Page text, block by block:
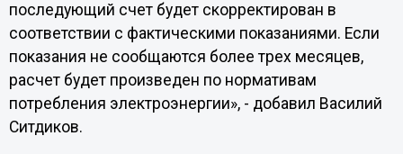
последующий счет будет скорректирован в
соответствии с фактическими показаниями. Если
показания не сообщаются более трех месяцев,
расчет будет произведен по нормативам
потребления электроэнергии», - добавил Василий
Ситдиков.